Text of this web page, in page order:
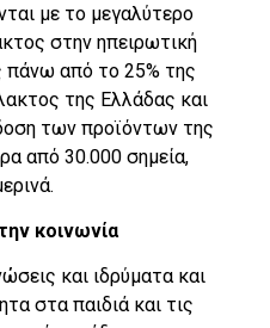
με το μεγαλύτερο
στην ηπειρωτική
από το 25% της
της Ελλάδας και
των προϊόντων της
από 30.000 σημεία,
κοινωνία
και ιδρύματα και
στα παιδιά και τις